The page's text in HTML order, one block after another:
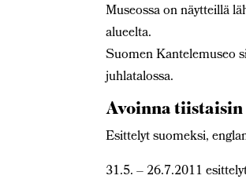
Museossa on näytteillä
alueelta.
Suomen Kantelemuseo
juhlatalossa.
Avoinna tiistaisin
Esittelyt suomeksi,
31.5. – 26.7.2011